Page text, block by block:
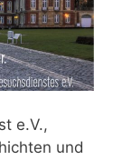
e.V.,
und